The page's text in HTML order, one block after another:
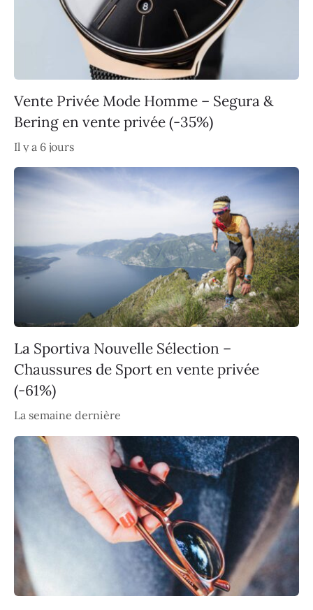
Vente Privée Mode Homme – Segura &
Bering en vente privée (-35%)
Il y a 6 jours
La Sportiva Nouvelle Sélection –
Chaussures de Sport en vente privée
(-61%)
La semaine dernière